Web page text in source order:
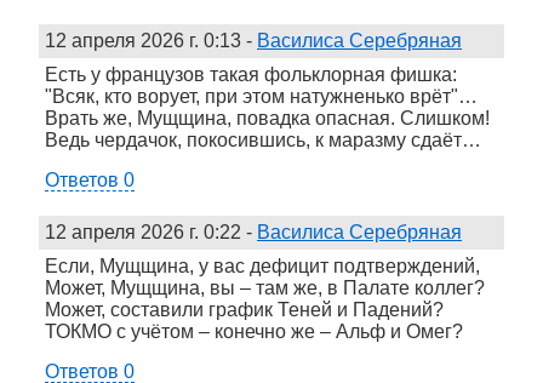
12 апреля 2026 г. 0:13 - Василиса Серебряная
Есть у французов такая фольклорная фишка:
"Всяк, кто ворует, при этом натужненько врёт"…
Врать же, Мущщина, повадка опасная. Слишком!
Ведь чердачок, покосившись, к маразму сдаёт…
Ответов 0
12 апреля 2026 г. 0:22 - Василиса Серебряная
Если, Мущщина, у вас дефицит подтверждений,
Может, Мущщина, вы – там же, в Палате коллег?
Может, составили график Теней и Падений?
ТОКМО с учётом – конечно же – Альф и Омег?
Ответов 0